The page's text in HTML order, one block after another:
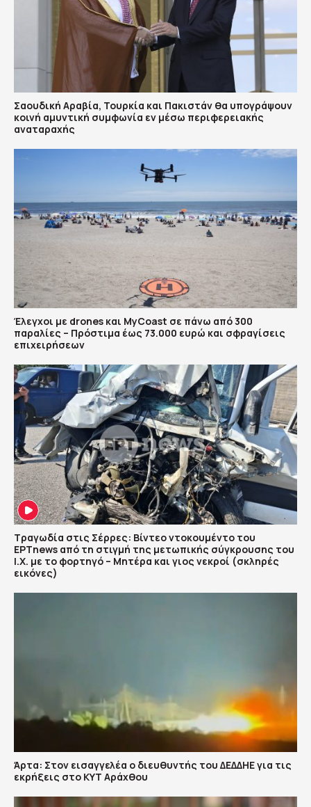
Σαουδική Αραβία, Τουρκία και Πακιστάν θα υπογράψουν
κοινή αμυντική συμφωνία εν μέσω περιφερειακής
αναταραχής
Έλεγχοι με drones και MyCoast σε πάνω από 300
παραλίες – Πρόστιμα έως 73.000 ευρώ και σφραγίσεις
επιχειρήσεων
Τραγωδία στις Σέρρες: Βίντεο ντοκουμέντο του
ΕΡΤnews από τη στιγμή της μετωπικής σύγκρουσης του
Ι.Χ. με το φορτηγό – Μητέρα και γιος νεκροί (σκληρές
εικόνες)
Άρτα: Στον εισαγγελέα ο διευθυντής του ΔΕΔΔΗΕ για τις
εκρήξεις στο ΚΥΤ Αράχθου